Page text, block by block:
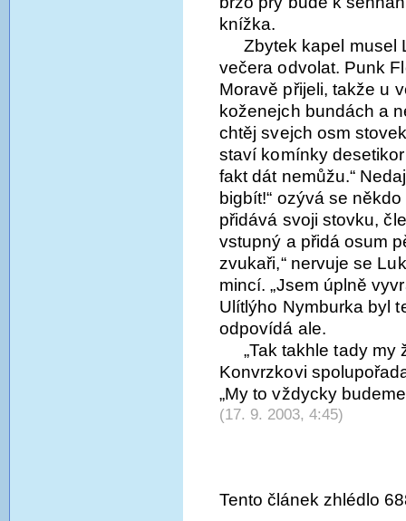
knížka.
Zbytek kapel musel
večera odvolat. Punk
Moravě přijeli, takže u
koženejch bundách a
chtěj svejch osm
staví komínky
fakt dát nemůžu.“
bigbít!“ ozývá se
přidává svoji stovku,
vstupný a přidá osum
zvukaři,“ nervuje se
mincí. „Jsem úplně
Ulítlýho Nymburka byl
odpovídá ale.
„Tak takhle tady my
Konvrzkovi
„My to vždycky
(17. 9. 2003, 4:45)
Tento článek zhlédlo